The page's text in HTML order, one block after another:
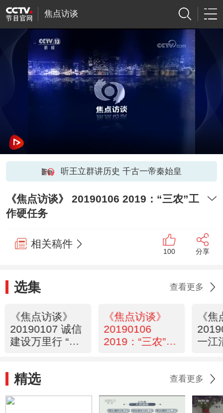
焦点访谈
听王立群讲历史 千古一帝秦始皇
《焦点访谈》 20190106 2019：“三农”工
作硬任务
相关稿件
100 分享
选集 查看更多
《焦点访谈》
20190107 诚信
建设万里行 “海
《焦点访谈》
20190106
2019：“三农”工
《
一江
精选 查看更多